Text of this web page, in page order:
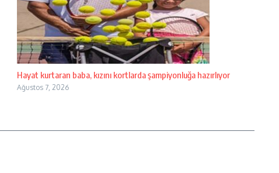
Hayat kurtaran baba, kızını kortlarda şampiyonluğa hazırlıyor
Ağustos 7, 2026